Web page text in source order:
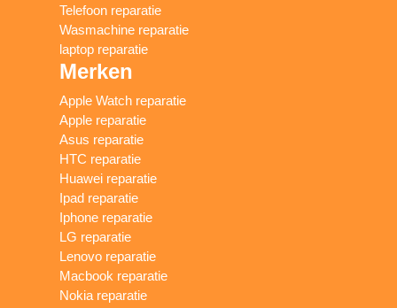
Telefoon reparatie
Wasmachine reparatie
laptop reparatie
Merken
Apple Watch reparatie
Apple reparatie
Asus reparatie
HTC reparatie
Huawei reparatie
Ipad reparatie
Iphone reparatie
LG reparatie
Lenovo reparatie
Macbook reparatie
Nokia reparatie